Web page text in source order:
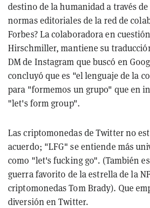
destino de la humanidad a través de
normas editoriales de la red de
Forbes? La colaboradora en
Hirschmiller, mantiene su
DM de Instagram que buscó en
concluyó que es "el lenguaje de la
para "formemos un grupo" que en
"let's form group".
Las criptomonedas de Twitter no
acuerdo; "LFG" se entiende más
como "let's fucking go". (También
guerra favorito de la estrella de la
criptomonedas Tom Brady). Que
diversión en Twitter.